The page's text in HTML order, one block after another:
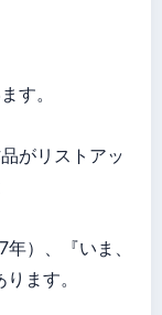
す。
がリストアッ
）、『いま、
ます。